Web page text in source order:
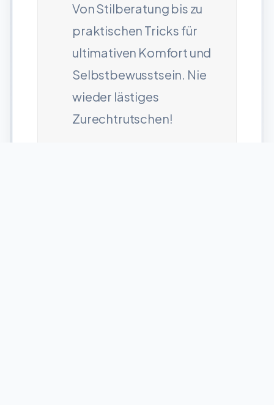
Von Stilberatung bis zu
praktischen Tricks für
ultimativen Komfort und
Selbstbewusstsein. Nie
wieder lästiges
Zurechtrutschen!